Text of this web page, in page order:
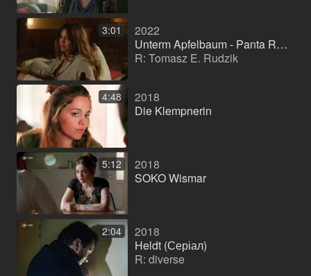
3:01
2022
Unterm Apfelbaum - Panta Rhei. Alles im Fluss (Телефільм (серія))
R: Tomasz E. Rudzik
4:48
2018
Die Klempnerin
5:12
2018
SOKO Wismar
2:04
2018
Heldt (Серіал)
R: diverse